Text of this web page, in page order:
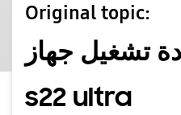
Original topic:
تشغيل جهاز
s22 ultra